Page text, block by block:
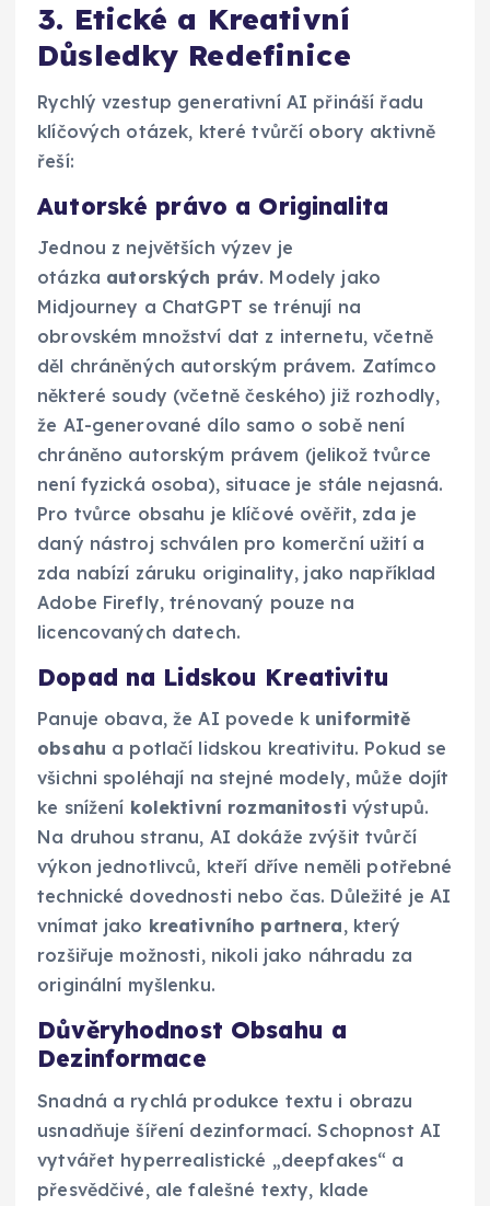
3. Etické a Kreativní
Důsledky Redefinice
Rychlý vzestup generativní AI přináší řadu
klíčových otázek, které tvůrčí obory aktivně
řeší:
Autorské právo a Originalita
Jednou z největších výzev je
otázka autorských práv. Modely jako
Midjourney a ChatGPT se trénují na
obrovském množství dat z internetu, včetně
děl chráněných autorským právem. Zatímco
některé soudy (včetně českého) již rozhodly,
že AI-generované dílo samo o sobě není
chráněno autorským právem (jelikož tvůrce
není fyzická osoba), situace je stále nejasná.
Pro tvůrce obsahu je klíčové ověřit, zda je
daný nástroj schválen pro komerční užití a
zda nabízí záruku originality, jako například
Adobe Firefly, trénovaný pouze na
licencovaných datech.
Dopad na Lidskou Kreativitu
Panuje obava, že AI povede k uniformitě
obsahu a potlačí lidskou kreativitu. Pokud se
všichni spoléhají na stejné modely, může dojít
ke snížení kolektivní rozmanitosti výstupů.
Na druhou stranu, AI dokáže zvýšit tvůrčí
výkon jednotlivců, kteří dříve neměli potřebné
technické dovednosti nebo čas. Důležité je AI
vnímat jako kreativního partnera, který
rozšiřuje možnosti, nikoli jako náhradu za
originální myšlenku.
Důvěryhodnost Obsahu a
Dezinformace
Snadná a rychlá produkce textu i obrazu
usnadňuje šíření dezinformací. Schopnost AI
vytvářet hyperrealistické „deepfakes“ a
přesvědčivé, ale falešné texty, klade